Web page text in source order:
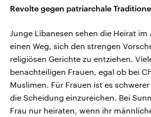
Revolte gegen patriarchale
Junge Libanesen sehen die Heirat im
einen Weg, sich den strengen
religiösen Gerichte zu entziehen.
benachteiligen Frauen, egal ob bei
Muslimen. Für Frauen ist es
die Scheidung einzureichen. Bei
Frau nur heiraten, wenn ihr